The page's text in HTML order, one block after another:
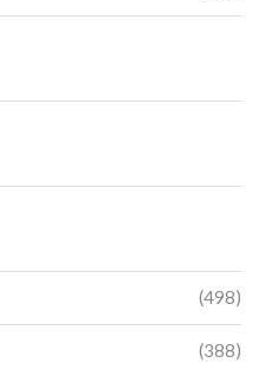
(498)
(388)